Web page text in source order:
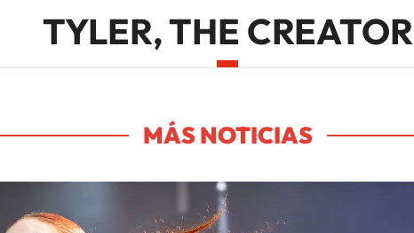
TYLER, THE CREATOR
MÁS NOTICIAS